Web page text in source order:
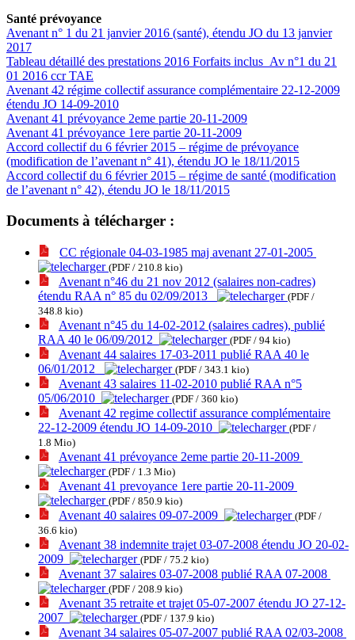
Santé prévoyance
Avenant n° 1 du 21 janvier 2016 (santé), étendu JO du 13 janvier
2017
Tableau détaillé des prestations 2016 Forfaits inclus_Av n°1 du 21
01 2016 ccr TAE
Avenant 42 régime collectif assurance complémentaire 22-12-2009
étendu JO 14-09-2010
Avenant 41 prévoyance 2eme partie 20-11-2009
Avenant 41 prévoyance 1ere partie 20-11-2009
Accord collectif du 6 février 2015 – régime de prévoyance
(modification de l’avenant n° 41), étendu JO le 18/11/2015
Accord collectif du 6 février 2015 – régime de santé (modification
de l’avenant n° 42), étendu JO le 18/11/2015
Documents à télécharger :
CC régionale 04-03-1985 maj avenant 27-01-2005
(PDF / 210.8 kio)
Avenant n°46 du 21 nov 2012 (salaires non-cadres)
étendu RAA n° 85 du 02/09/2013
(PDF /
348.8 kio)
Avenant n°45 du 14-02-2012 (salaires cadres), publié
RAA 40 le 06/09/2012
(PDF / 94 kio)
Avenant 44 salaires 17-03-2011 publié RAA 40 le
06/01/2012
(PDF / 343.1 kio)
Avenant 43 salaires 11-02-2010 publié RAA n°5
05/06/2010
(PDF / 360 kio)
Avenant 42 regime collectif assurance complémentaire
22-12-2009 étendu JO 14-09-2010
(PDF /
1.8 Mio)
Avenant 41 prévoyance 2eme partie 20-11-2009
(PDF / 1.3 Mio)
Avenant 41 prevoyance 1ere partie 20-11-2009
(PDF / 850.9 kio)
Avenant 40 salaires 09-07-2009
(PDF /
36.6 kio)
Avenant 38 indemnite trajet 03-07-2008 étendu JO 20-02-
2009
(PDF / 75.2 kio)
Avenant 37 salaires 03-07-2008 publié RAA 07-2008
(PDF / 208.9 kio)
Avenant 35 retraite et trajet 05-07-2007 étendu JO 27-12-
2007
(PDF / 137.9 kio)
Avenant 34 salaires 05-07-2007 publié RAA 02/03-2008